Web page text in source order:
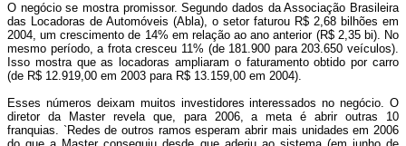
O negócio se mostra promissor. Segundo dados da Associação Brasileira
das Locadoras de Automóveis (Abla), o setor faturou R$ 2,68 bilhões em
2004, um crescimento de 14% em relação ao ano anterior (R$ 2,35 bi). No
mesmo período, a frota cresceu 11% (de 181.900 para 203.650 veículos).
Isso mostra que as locadoras ampliaram o faturamento obtido por carro
(de R$ 12.919,00 em 2003 para R$ 13.159,00 em 2004).
Esses números deixam muitos investidores interessados no negócio. O
diretor da Master revela que, para 2006, a meta é abrir outras 10
franquias. `Redes de outros ramos esperam abrir mais unidades em 2006